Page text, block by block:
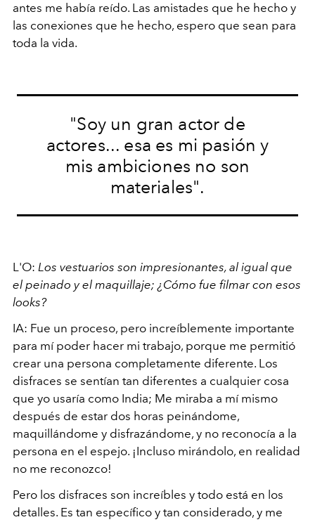
antes me había reído. Las amistades que he hecho y
las conexiones que he hecho, espero que sean para
toda la vida.
"Soy un gran actor de
actores... esa es mi pasión y
mis ambiciones no son
materiales".
L'O: Los vestuarios son impresionantes, al igual que
el peinado y el maquillaje; ¿Cómo fue filmar con esos
looks?
IA: Fue un proceso, pero increíblemente importante
para mí poder hacer mi trabajo, porque me permitió
crear una persona completamente diferente. Los
disfraces se sentían tan diferentes a cualquier cosa
que yo usaría como India; Me miraba a mí mismo
después de estar dos horas peinándome,
maquillándome y disfrazándome, y no reconocía a la
persona en el espejo. ¡Incluso mirándolo, en realidad
no me reconozco!
Pero los disfraces son increíbles y todo está en los
detalles. Es tan específico y tan considerado, y me